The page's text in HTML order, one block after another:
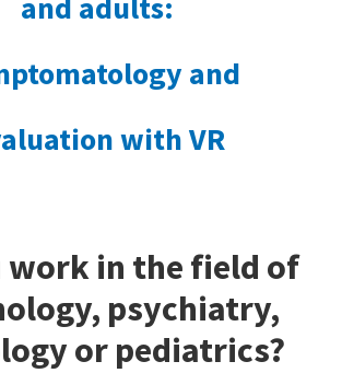
and
with VR
work in the field of
psychiatry,
or pediatrics?